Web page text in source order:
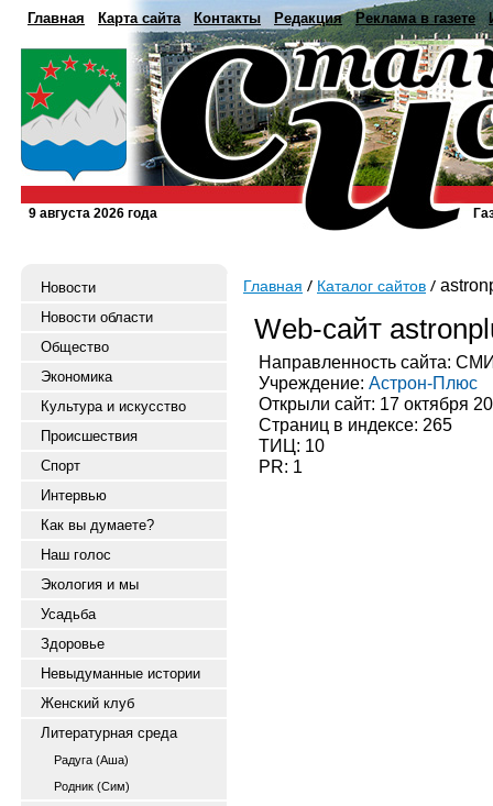
Главная Карта сайта Контакты Редакция Реклама в газете
9 августа 2026 года
Новости
Новости области
Общество
Экономика
Культура и искусство
Происшествия
Спорт
Интервью
Как вы думаете?
Наш голос
Экология и мы
Усадьба
Здоровье
Невыдуманные истории
Женский клуб
Литературная среда
Радуга (Аша)
Родник (Сим)
Главная Каталог сайтов
Web-сайт
Направленность сайта:
Учреждение: Астрон-Плюс
Открыли сайт: 17 октября
Страниц в индексе: 265
ТИЦ: 10
PR: 1